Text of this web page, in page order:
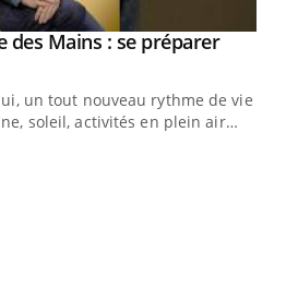
des Mains : se préparer
un tout nouveau rythme de vie !
soleil, activités en plein air…